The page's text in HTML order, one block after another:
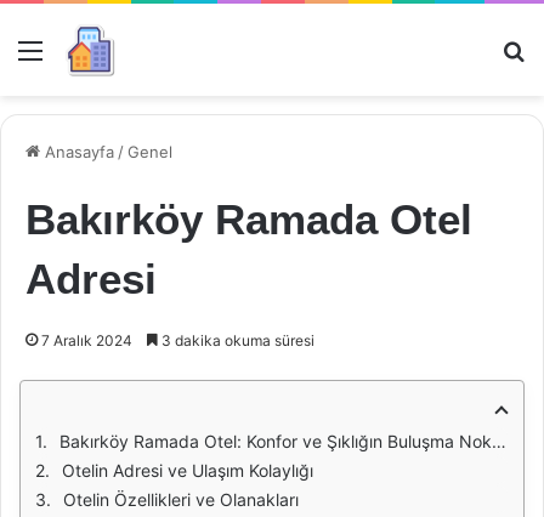
Menü
Anasayfa /Genel
Bakırköy Ramada Otel
Adresi
7 Aralık 2024 3 dakika okuma süresi
Bakırköy Ramada Otel: Konfor ve Şıklığın Buluşma Noktası
Otelin Adresi ve Ulaşım Kolaylığı
Otelin Özellikleri ve Olanakları